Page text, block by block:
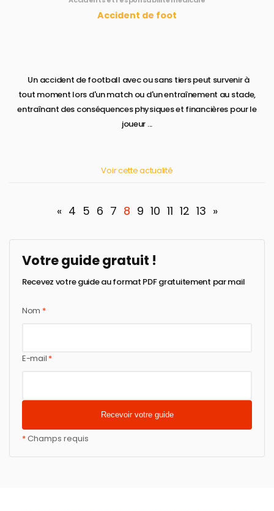
Accident de foot
Un accident de football avec ou sans tiers peut survenir à
tout moment lors d'un match ou d'un entraînement au stade,
entraînant des conséquences physiques et financières pour le
joueur ...
Voir cette actualité
« 4 5 6 7 8 9 10 11 12 13 »
Votre guide gratuit !
Recevez votre guide au format PDF gratuitement par mail
Nom *
E-mail *
*Champs requis